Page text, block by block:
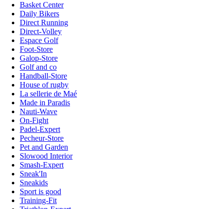
Basket Center
Daily Bikers
Direct Running
Direct-Volley
Espace Golf
Foot-Store
Galop-Store
Golf and co
Handball-Store
House of rugby
La sellerie de Maé
Made in Paradis
Nauti-Wave
On-Fight
Padel-Expert
Pecheur-Store
Pet and Garden
Slowood Interior
Smash-Expert
Sneak'In
Sneakids
Sport is good
Training-Fit